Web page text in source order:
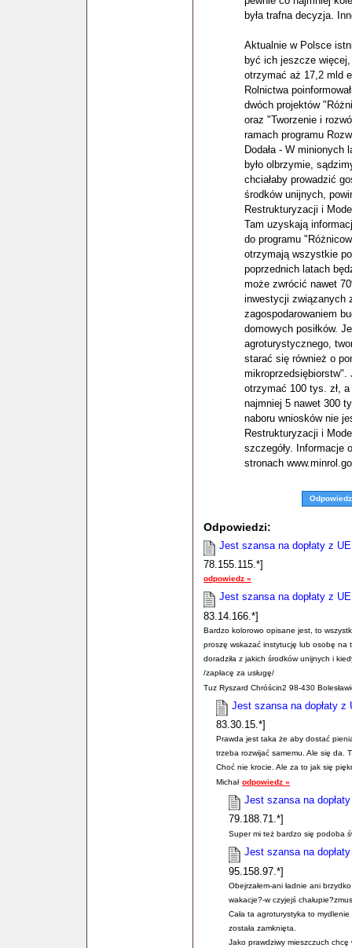
była trafna decyzja.
Aktualnie w Polsce
być ich jeszcze
otrzymać aż 17,2 mld
Rolnictwa
dwóch projektów
oraz "Tworzenie i
ramach programu
Dodała - W
było olbrzymie,
chciałaby prowadzić
środków unijnych,
Restrukturyzacji i
Tam uzyskają
do programu
otrzymają wszystkie
poprzednich latach
może zwrócić nawet
inwestycji związanych
zagospodarowaniem
domowych posiłków.
agroturystycznego,
starać się również o
mikroprzedsiębiorstw".
otrzymać 100 tys. zł,
najmniej 5 nawet 300
naboru wniosków nie
Restrukturyzacji i
szczegóły. Informacje
stronach
Odpowiedz
Odpowiedzi:
Jest szansa na dopłaty z
78.155.115.*]
odpowiedz »
Jest szansa na dopłaty z
83.14.166.*]
Bardzo kolorowo opisane jest, to
proszę wskazać instytucję lub osobę na
doradziła z jakich środków unijnych i
/zapłacę za usługę/
Tuz Ryszard Chróścin2 98-430
Jest szansa na dopłaty z
83.30.15.*]
Prawda jest taka że aby dostać
trzeba rozwijać samemu. Ale się da.
Choć nie krocie. Ale za to jak się
Michał odpowiedz »
Jest szansa na
79.188.71.*]
Super mi też bardzo się podoba
Jest szansa na
95.158.97.*]
Obejrzałem-ani ładnie ani
wakacje?-w czyjejś
Cała ta agroturystyka to
została zamknięta.
Jako prawdziwy mieszczuch